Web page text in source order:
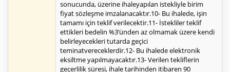
sonucunda, üzerine ihaleyapılan istekliyle birim
fiyat sözleşme imzalanacaktır.10- Bu ihalede, işin
tamamı için teklif verilecektir.11- İstekliler teklif
ettikleri bedelin %3’ünden az olmamak üzere kendi
belirleyecekleri tutarda geçici
teminatvereceklerdir.12- Bu ihalede elektronik
eksiltme yapılmayacaktır.13- Verilen tekliflerin
geçerlilik süresi, ihale tarihinden itibaren 90